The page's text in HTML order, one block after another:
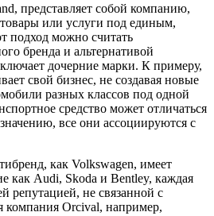
представляет собой компанию,
товары или услуги под единым,
подход можно считать
бренда и альтернативой
дочерние марки. К примеру,
свой бизнес, не создавая новые
разных классов под одной
средство может отличаться
все они ассоциируются с
как Volkswagen, имеет
как Audi, Skoda и Bentley, каждая
репутацией, не связанной с
компания Orcival, например,